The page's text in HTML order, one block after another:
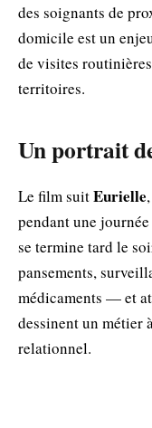
des soignants de
domicile est un
de visites
territoires.
Un portrait
Le film suitEurielle
pendant une
se termine tard le
pansements,
médicaments — et
dessinent un métier
relationnel.